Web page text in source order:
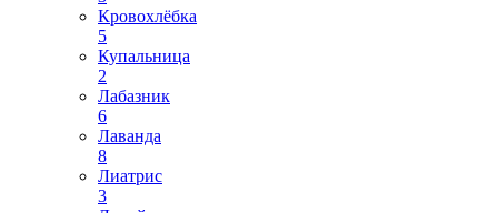
Кровохлёбка
5
Купальница
2
Лабазник
6
Лаванда
8
Лиатрис
3